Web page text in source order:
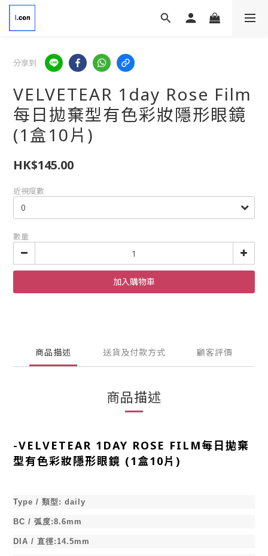
分享到
VELVETEAR 1day Rose Film
每日拋棄型有色彩妝隱形眼鏡
(1盒10片)
HK$145.00
近視度數
數量
加入購物車
商品描述 送貨及付款方式 顧客評價
商品描述
-VELVETEAR 1DAY ROSE FILM每日拋棄
型有色彩妝隱形眼鏡 (1盒10片)
Type / 類型 : daily
BC / 弧度:8.6mm
DIA / 直徑:14.5mm